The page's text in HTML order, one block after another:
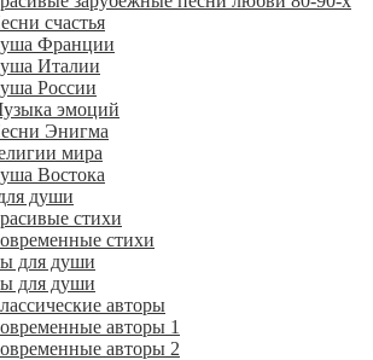
счастья
Франции
Италии
России
эмоций
Энигма
мира
Востока
души
стихи
стихи
для души
для души
авторы
авторы 1
авторы 2